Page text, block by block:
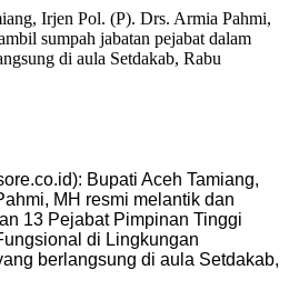
Irjen Pol. (P). Drs. Armia Pahmi,
sumpah jabatan pejabat dalam
di aula Setdakab, Rabu
Bupati Aceh Tamiang,
MH resmi melantik dan
13 Pejabat Pimpinan Tinggi
di Lingkungan
berlangsung di aula Setdakab,